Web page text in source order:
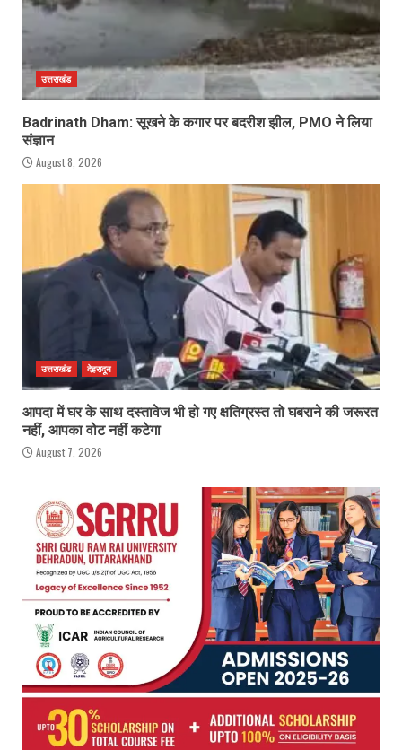
उत्तराखंड
Badrinath Dham: सूखने के कगार पर बदरीश झील, PMO ने लिया
संज्ञान
August 8, 2026
उत्तराखंड देहरादून
आपदा में घर के साथ दस्तावेज भी हो गए क्षतिग्रस्त तो घबराने की जरूरत
नहीं, आपका वोट नहीं कटेगा
August 7, 2026